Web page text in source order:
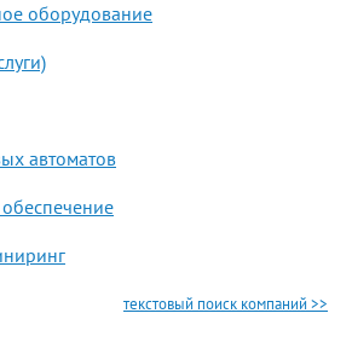
оборудование
автоматов
текстовый поиск компаний >>